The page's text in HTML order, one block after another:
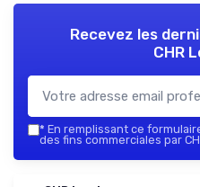
Recevez les
CHR
* En remplissant ce
des fins commerciales par